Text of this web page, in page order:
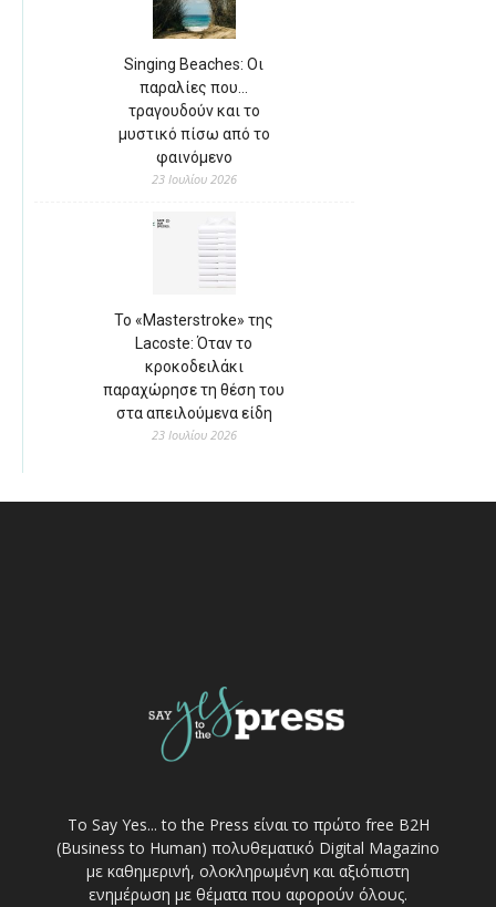
Singing Beaches: Οι
παραλίες που…
τραγουδούν και το
μυστικό πίσω από το
φαινόμενο
23 Ιουλίου 2026
Το «Masterstroke» της
Lacoste: Όταν το
κροκοδειλάκι
παραχώρησε τη θέση του
στα απειλούμενα είδη
23 Ιουλίου 2026
Το Say Yes... to the Press είναι το πρώτο free Β2Η
(Business to Human) πολυθεματικό Digital Magazino
με καθημερινή, ολοκληρωμένη και αξιόπιστη
ενημέρωση με θέματα που αφορούν όλους.